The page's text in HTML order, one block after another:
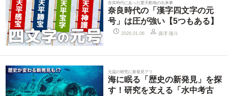
奈良時代にあった驚天動地の出来事
奈良時代の「漢字四文字の元
号」は圧が強い【5つもある】
2026.01.06 廣澤 陽斗
元寇の研究に新発見アリ
海に眠る「歴史の新発見」を探
す！研究を支える「水中考古